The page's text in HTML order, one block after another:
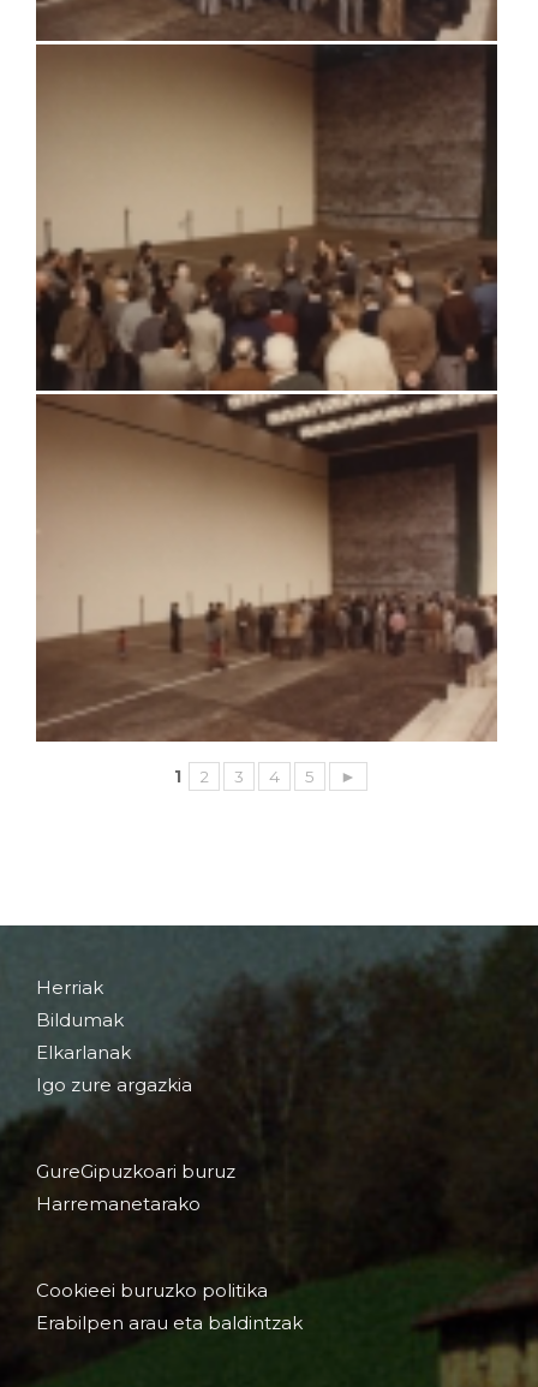
1 2 3 4 5 ►
Herriak
Bildumak
Elkarlanak
Igo zure argazkia
GureGipuzkoari buruz
Harremanetarako
Cookieei buruzko politika
Erabilpen arau eta baldintzak